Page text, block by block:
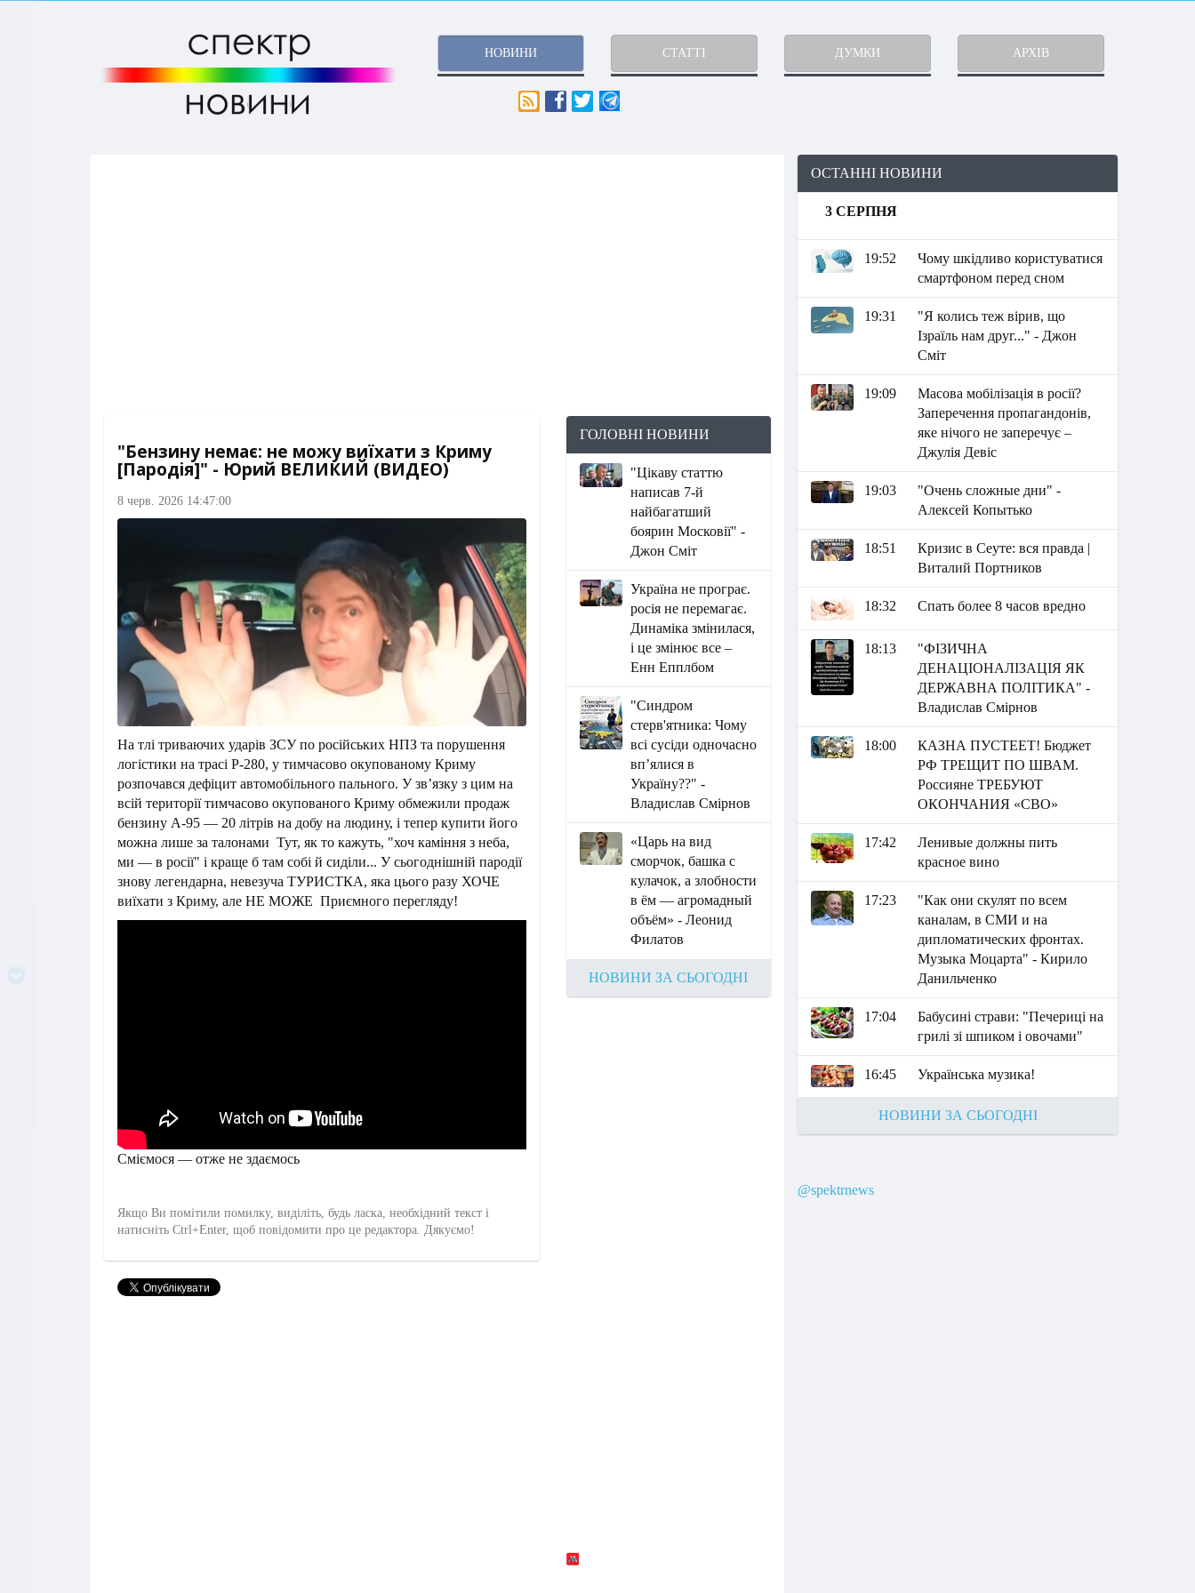
НОВИНИ СТАТТІ ДУМКИ АРХІВ
"Бензину немає: не можу виїхати з Криму
[Пародія]" - Юрий ВЕЛИКИЙ (ВИДЕО)
8 черв. 2026 14:47:00
На тлі триваючих ударів ЗСУ по російських НПЗ та порушення
логістики на трасі Р-280, у тимчасово окупованому Криму
розпочався дефіцит автомобільного пального. У зв’язку з цим на
всій території тимчасово окупованого Криму обмежили продаж
бензину А-95 — 20 літрів на добу на людину, і тепер купити його
можна лише за талонами Тут, як то кажуть, "хоч каміння з неба,
ми — в росії" і краще б там собі й сиділи... У сьогоднішній пародії
знову легендарна, невезуча ТУРИСТКА, яка цього разу ХОЧЕ
виїхати з Криму, але НЕ МОЖЕ Приємного перегляду!
Сміємося — отже не здаємось
Якщо Ви помітили помилку, виділіть, будь ласка, необхідний текст і
натисніть Ctrl+Enter, щоб повідомити про це редактора. Дякуємо!
ГОЛОВНІ НОВИНИ
"Цікаву статтю
написав 7-й
найбагатший
боярин Московії" -
Джон Сміт
Україна не програє.
росія не перемагає.
Динаміка змінилася,
і це змінює все –
Енн Епплбом
"Синдром
стерв'ятника: Чому
всі сусіди одночасно
вп’ялися в
Україну??" -
Владислав Смірнов
«Царь на вид
сморчок, башка с
кулачок, а злобности
в ём — агромадный
объём» - Леонид
Филатов
НОВИНИ ЗА СЬОГОДНІ
ОСТАННІ НОВИНИ
3 СЕРПНЯ
19:52
Чому шкідливо користуватися
смартфоном перед сном
19:31
"Я колись теж вірив, що
Ізраїль нам друг..." - Джон
Сміт
19:09
Масова мобілізація в росії?
Заперечення пропагандонів,
яке нічого не заперечує –
Джулія Девіс
19:03
"Очень сложные дни" -
Алексей Копытько
18:51
Кризис в Сеуте: вся правда |
Виталий Портников
18:32 Спать более 8 часов вредно
18:13
"ФІЗИЧНА
ДЕНАЦІОНАЛІЗАЦІЯ ЯК
ДЕРЖАВНА ПОЛІТИКА" -
Владислав Смірнов
18:00
КАЗНА ПУСТЕЕТ! Бюджет
РФ ТРЕЩИТ ПО ШВАМ.
Россияне ТРЕБУЮТ
ОКОНЧАНИЯ «СВО»
17:42
Ленивые должны пить
красное вино
17:23
"Как они скулят по всем
каналам, в СМИ и на
дипломатических фронтах.
Музыка Моцарта" - Кирило
Данильченко
17:04
Бабусині страви: "Печериці на
грилі зі шпиком і овочами"
16:45 Українська музика!
НОВИНИ ЗА СЬОГОДНІ
@spektrnews